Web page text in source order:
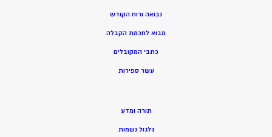
נבואה ורוח הקודש
מבוא לחכמת הקבלה
כתבי המקובלים
עשר ספירות
תורה ומדע
גלגול נשמות